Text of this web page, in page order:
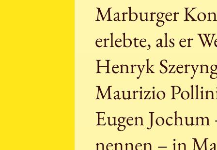
Marburger
erlebte, als er
Henryk
Maurizio
Eugen
nennen – in